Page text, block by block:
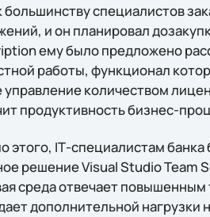
большинству специалистов
и он планировал
ему было предложено
работы, функционал
управление количеством
продуктивность бизнес-
этого, IТ-специалистам
решение Visual Studio Team
среда отвечает
дополнительной нагрузки